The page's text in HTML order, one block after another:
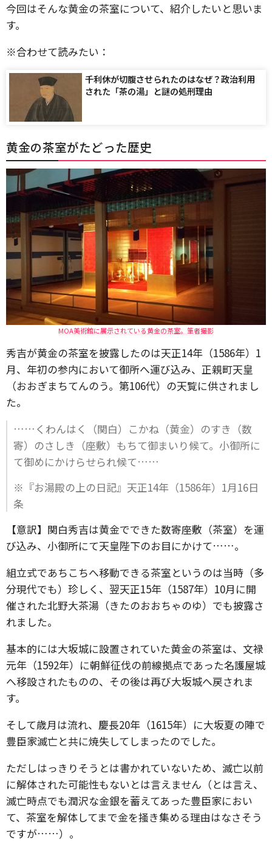
今回はそんな黄金の茶室について、紹介したいと思いま
す。
※合わせて読みたい：
千利休が切腹させられたのはなぜ？政治利用
された「茶の湯」と謎の処刑理由
黄金の茶室がたどった歴史
MOA美術館に展示されている黄金の茶室。筆者撮影
秀吉が黄金の茶室を披露したのは天正14年（1586年）1
月、年初の参内において御所へ運び込み、正親町天皇
（おおぎまちてんのう。第106代）の天覧に供されまし
た。
……くわんはく（関白）こかね（黄金）のすき（数
寄）のさしき（座敷）もちて御まいり候て。小御所に
て御めにかけらせられ候て……
※『お湯殿の上の日記』天正14年（1586年）1月16日
条
【意訳】関白秀吉は黄金でできた数寄座敷（茶室）を運
び込み、小御所にて天皇陛下のお目にかけて……。
組立式であちこちへ移動できる茶室というのは当時（多
分現代でも）珍しく、翌天正15年（1587年）10月に開
催された北野大茶湯（きたのおおちゃのゆ）でも披露さ
れました。
基本的には大坂城に設置されていた黄金の茶室は、文禄
元年（1592年）に朝鮮征伐の前線拠点であった名護屋城
へ移設されたものの、その後は再び大坂城へ戻されま
す。
そして歳月は流れ、慶長20年（1615年）に大坂夏の陣で
豊臣家滅亡と共に焼失してしまったのでした。
ただしはっきりそうとは書かれていないため、滅亡以前
に解体された可能性もないとは言えません（とは言え、
滅亡時点でも潤沢な金銀を蓄えてあった豊臣家におい
て、茶室を解体してまで金を掻き集める理由はなさそう
ですが……）。